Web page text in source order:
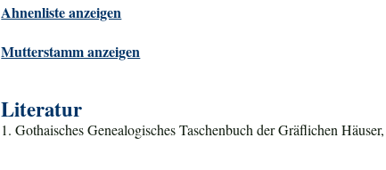
Ahnenliste anzeigen
Mutterstamm anzeigen
Literatur
1. Gothaisches Genealogisches Taschenbuch der Gräflichen